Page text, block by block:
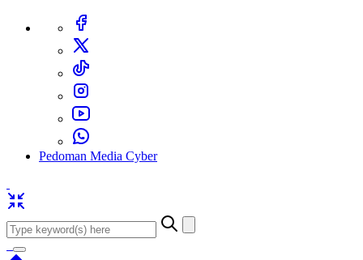
Pedoman Media Cyber